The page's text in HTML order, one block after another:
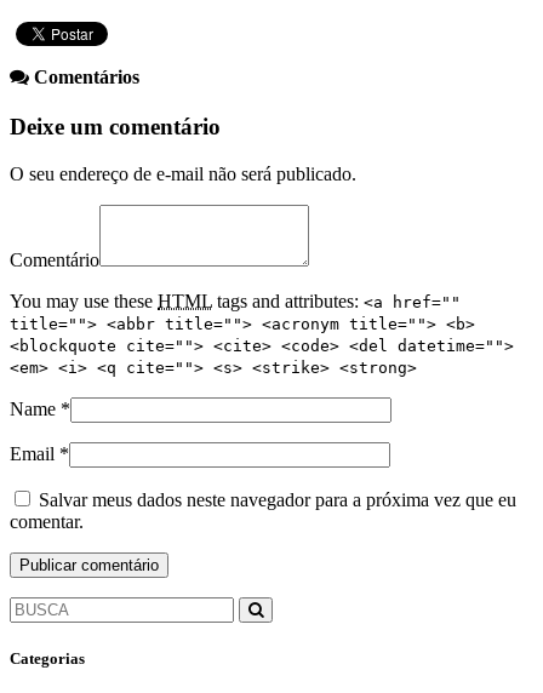
Comentários
Deixe um comentário
O seu endereço de e-mail não será publicado.
Comentário
You may use these HTML tags and attributes: <a href=""
title=""> <abbr title=""> <acronym title=""> <b>
<blockquote cite=""> <cite> <code> <del datetime="">
<em> <i> <q cite=""> <s> <strike> <strong>
Name *
Email *
Salvar meus dados neste navegador para a próxima vez que eu
comentar.
Categorias